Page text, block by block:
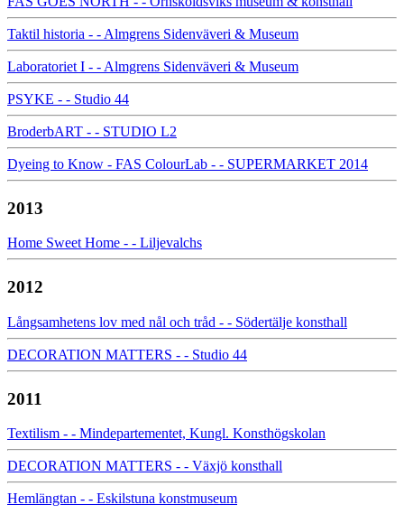
Taktil historia - - Almgrens Sidenväveri & Museum
Laboratoriet I - - Almgrens Sidenväveri & Museum
PSYKE - - Studio 44
BroderbART - - STUDIO L2
Dyeing to Know - FAS ColourLab - - SUPERMARKET 2014
2013
Home Sweet Home - - Liljevalchs
2012
Långsamhetens lov med nål och tråd - - Södertälje konsthall
DECORATION MATTERS - - Studio 44
2011
Textilism - - Mindepartementet, Kungl. Konsthögskolan
DECORATION MATTERS - - Växjö konsthall
Hemlängtan - - Eskilstuna konstmuseum